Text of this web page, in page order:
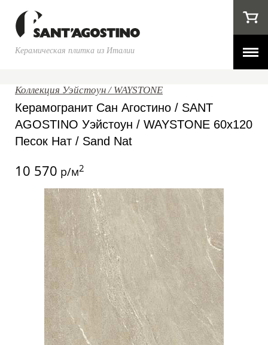
Керамическая плитка из Италии
Коллекция Уэйстоун / WAYSTONE
Керамогранит Сан Агостино / SANT
AGOSTINO Уэйстоун / WAYSTONE 60x120
Песок Нат / Sand Nat
10 570 р/м2